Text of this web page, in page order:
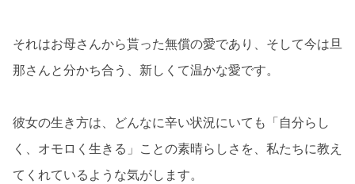
それはお母さんから貰った無償の愛であり、そして今は旦
那さんと分かち合う、新しくて温かな愛です。
彼女の生き方は、どんなに辛い状況にいても「自分らし
く、オモロく生きる」ことの素晴らしさを、私たちに教え
てくれているような気がします。